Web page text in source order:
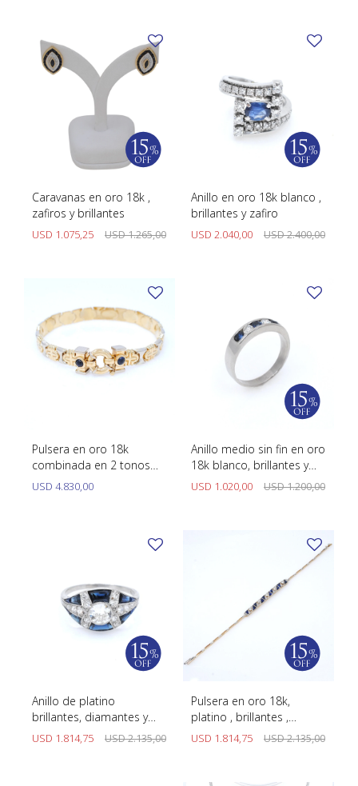
Caravanas en oro 18k ,
zafiros y brillantes
USD 1.075,25 USD1.265,00
Anillo en oro 18k blanco ,
brillantes y zafiro
USD 2.040,00 USD2.400,00
Pulsera en oro 18k
combinada en 2 tonos
con zafiros cabujón
USD 4.830,00
Anillo medio sin fin en oro
18k blanco, brillantes y
zafiros.
USD 1.020,00 USD1.200,00
Anillo de platino
brillantes, diamantes y
zafiros sinteticos.
USD 1.814,75 USD2.135,00
Pulsera en oro 18k,
platino , brillantes ,
diamantes y zafiros
sintéticos
USD 1.814,75 USD2.135,00